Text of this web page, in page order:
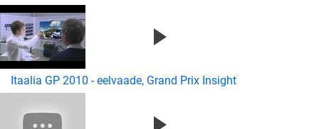
Itaalia GP 2010 - eelvaade, Grand Prix Insight